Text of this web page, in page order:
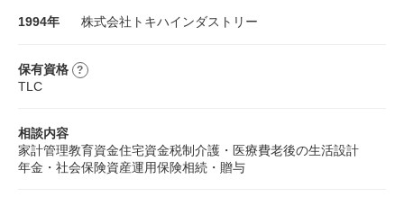
1994年
株式会社トキハインダストリー
保有資格
TLC
相談内容
家計管理教育資金住宅資金税制介護・医療費老後の生活設計
年金・社会保険資産運用保険相続・贈与